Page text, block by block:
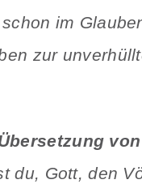
im
zur
du, Gott, den